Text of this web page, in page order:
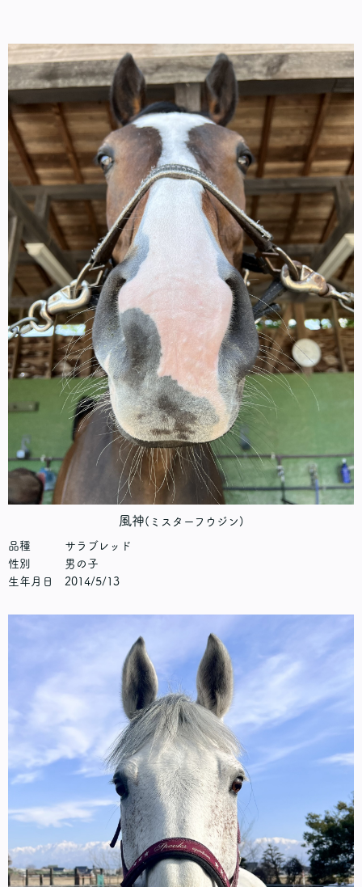
風神(ミスターフウジン)
品種 サラブレッド
性別 男の子
生年月日 2014/5/13